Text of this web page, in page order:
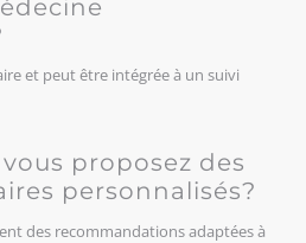
et peut être intégrée à un suivi
proposez des
personnalisés?
des recommandations adaptées à